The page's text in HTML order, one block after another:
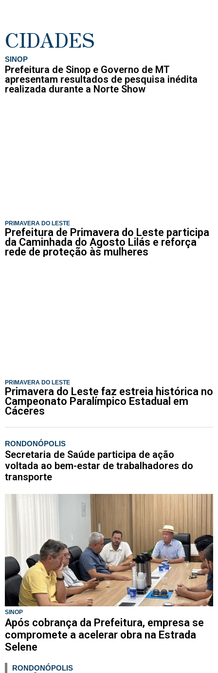
CIDADES
SINOP
Prefeitura de Sinop e Governo de MT
apresentam resultados de pesquisa inédita
realizada durante a Norte Show
PRIMAVERA DO LESTE
Prefeitura de Primavera do Leste participa
da Caminhada do Agosto Lilás e reforça
rede de proteção às mulheres
PRIMAVERA DO LESTE
Primavera do Leste faz estreia histórica no
Campeonato Paralímpico Estadual em
Cáceres
RONDONÓPOLIS
Secretaria de Saúde participa de ação
voltada ao bem-estar de trabalhadores do
transporte
SINOP
Após cobrança da Prefeitura, empresa se
compromete a acelerar obra na Estrada
Selene
RONDONÓPOLIS